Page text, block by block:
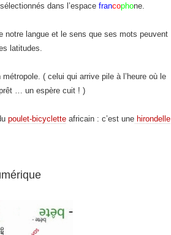
dans l’espace francophone.
notre langue et le sens que ses mots peuvent
latitudes.
( celui qui arrive pile à l’heure où le
… un espère cuit ! )
poulet-bicycletteafricain : c’est unehirondelle